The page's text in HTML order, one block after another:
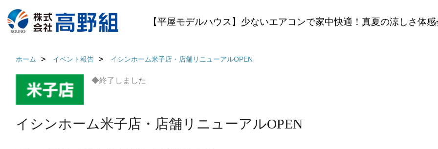
【平屋モデルハウス】少ないエアコンで家中快適！真夏の涼しさ体感
ホーム イベント報告 イシンホーム米子店・店舗リニューアルOPEN
◆終了しました
イシンホーム米子店・店舗リニューアルOPEN